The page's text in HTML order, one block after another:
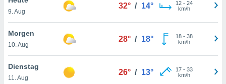
oder
Partner
es uns
das
der
Profil zu
9. Aug
32° / 14° 12- 24
km/h
Morgen
10. Aug
28° / 18° 18- 38
km/h
Dienstag
11. Aug
26° / 13° 17- 33
km/h